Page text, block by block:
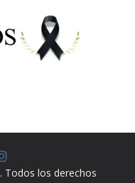
. Todos los derechos